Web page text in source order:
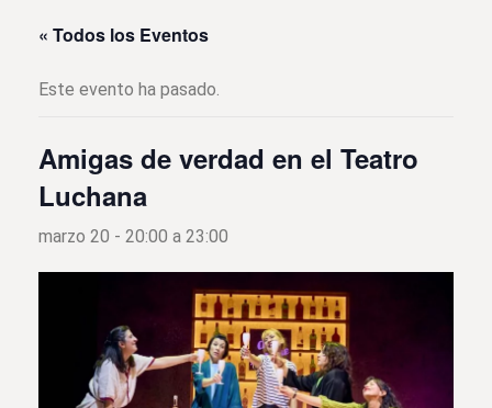
« Todos los Eventos
Este evento ha pasado.
Amigas de verdad en el Teatro
Luchana
marzo 20 - 20:00 a 23:00